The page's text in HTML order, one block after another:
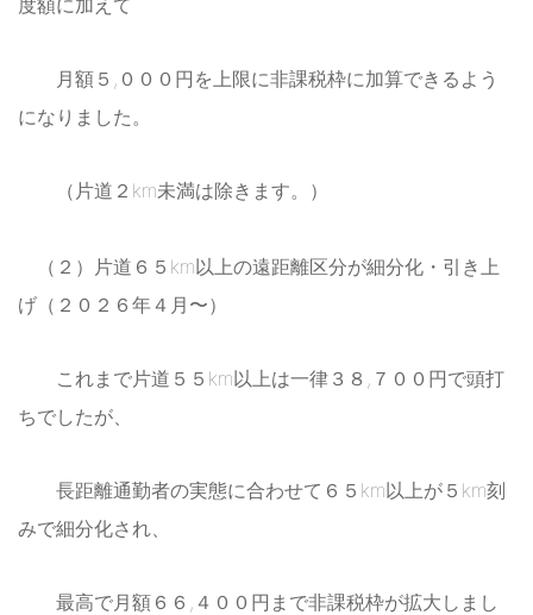
度額に加えて
月額５,０００円を上限に非課税枠に加算できるよう
になりました。
（片道２km未満は除きます。）
（２）片道６５km以上の遠距離区分が細分化・引き上
げ（２０２６年４月〜）
これまで片道５５km以上は一律３８,７００円で頭打
ちでしたが、
長距離通勤者の実態に合わせて６５km以上が５km刻
みで細分化され、
最高で月額６６,４００円まで非課税枠が拡大しまし